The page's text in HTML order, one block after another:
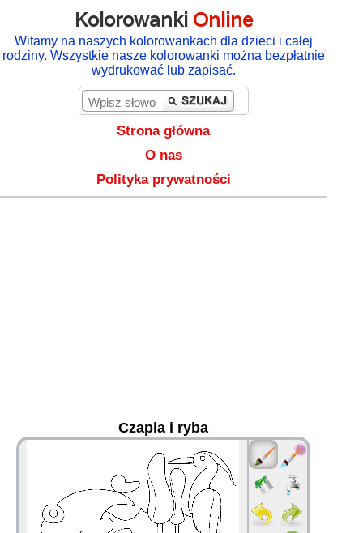
Kolorowanki Online
Witamy na naszych kolorowankach dla dzieci i całej
rodziny. Wszystkie nasze kolorowanki można bezpłatnie
wydrukować lub zapisać.
Strona główna
O nas
Polityka prywatności
Czapla i ryba